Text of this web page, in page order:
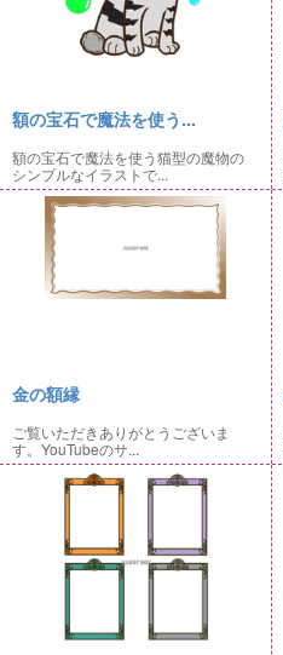
額の宝石で魔法を使う...
額の宝石で魔法を使う猫型の魔物の
シンプルなイラストで...
金の額縁
ご覧いただきありがとうございま
す。YouTubeのサ...